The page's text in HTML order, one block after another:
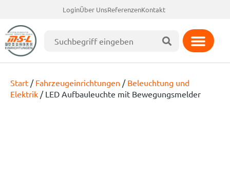
LoginÜber UnsReferenzenKontakt
Start / Fahrzeugeinrichtungen / Beleuchtung und
Elektrik / LED Aufbauleuchte mit Bewegungsmelder